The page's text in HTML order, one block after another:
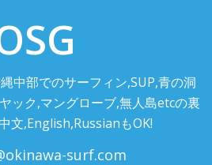
中部でのサーフィン,SUP,青の洞
ック,マングローブ,無人島etcの裏
文,English,RussianもOK!
surf.com